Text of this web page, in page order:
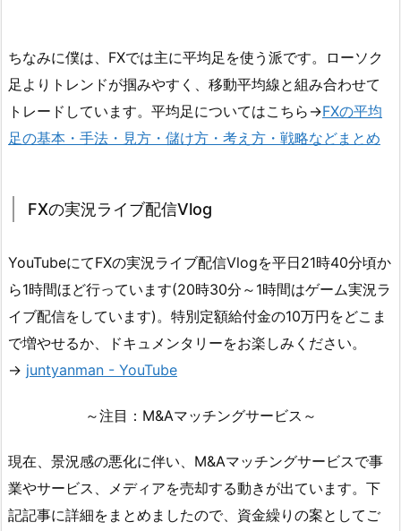
ちなみに僕は、FXでは主に平均足を使う派です。ローソク
足よりトレンドが掴みやすく、移動平均線と組み合わせて
トレードしています。平均足についてはこちら→FXの平均
足の基本・手法・見方・儲け方・考え方・戦略などまとめ
FXの実況ライブ配信Vlog
YouTubeにてFXの実況ライブ配信Vlogを平日21時40分頃か
ら1時間ほど行っています(20時30分～1時間はゲーム実況ラ
イブ配信をしています)。特別定額給付金の10万円をどこま
で増やせるか、ドキュメンタリーをお楽しみください。
→ juntyanman - YouTube
～注目：M&Aマッチングサービス～
現在、景況感の悪化に伴い、M&Aマッチングサービスで事
業やサービス、メディアを売却する動きが出ています。下
記記事に詳細をまとめましたので、資金繰りの案としてご